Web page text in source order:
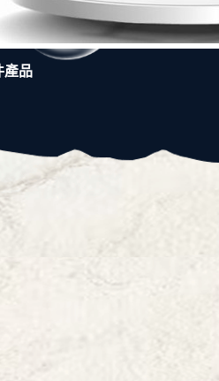
產品